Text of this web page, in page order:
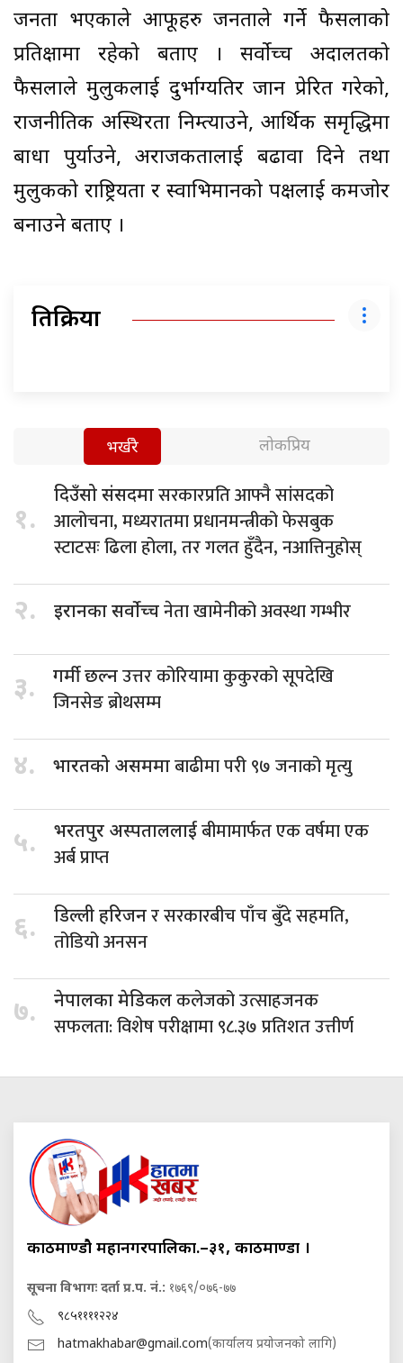
जनता भएकाले आफूहरु जनताले गर्ने फैसलाको
प्रतिक्षामा रहेको बताए । सर्वोच्च अदालतको
फैसलाले मुलुकलाई दुर्भाग्यतिर जान प्रेरित गरेको,
राजनीतिक अस्थिरता निम्त्याउने, आर्थिक समृद्धिमा
बाधा पुर्याउने, अराजकतालाई बढावा दिने तथा
मुलुकको राष्ट्रियता र स्वाभिमानको पक्षलाई कमजोर
बनाउने बताए ।
प्रतिक्रिया
भर्खरै लोकप्रिय
१.
दिउँसो संसदमासरकारप्रति आफ्नै सांसदको
आलोचना, मध्यरातमा प्रधानमन्त्रीको फेसबुक
स्टाटसः ढिला होला, तर गलत हुँदैन, नआत्तिनुहोस्
२. इरानका सर्वोच्चनेता खामेनीको अवस्था गम्भीर
३. गर्मी छल्नउत्तर कोरियामा कुकुरको सूपदेखि
जिनसेङ ब्रोथसम्म
४. भारतको असममाबाढीमा परी ९७ जनाको मृत्यु
५. भरतपुर अस्पताललाईबीमामार्फत एक वर्षमा एक
अर्ब प्राप्त
६. डिल्ली हरिजनर सरकारबीच पाँच बुँदे सहमति,
तोडियो अनसन
७. नेपालका मेडिकलकलेजको उत्साहजनक
सफलता: विशेष परीक्षामा ९८.३७ प्रतिशत उत्तीर्ण
काठमाण्डौ महानगरपालिका.–३१, काठमाण्डौं ।
सूचना विभागः दर्ता प्र.प. नं.: १७६९/०७६-७७
९८५११११२२४
hatmakhabar@gmail.com(कार्यालय प्रयोजनको लागि)